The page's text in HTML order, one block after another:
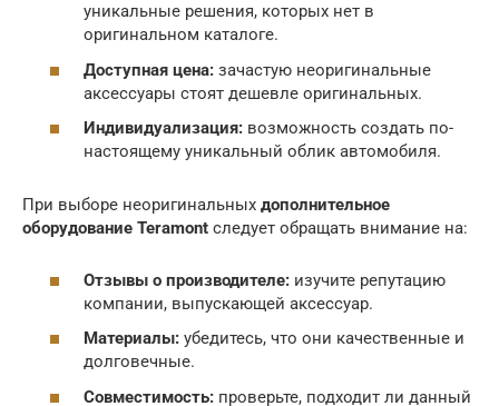
уникальные решения, которых нет в
оригинальном каталоге.
Доступная цена: зачастую неоригинальные
аксессуары стоят дешевле оригинальных.
Индивидуализация: возможность создать по-
настоящему уникальный облик автомобиля.
При выборе неоригинальных дополнительное
оборудование Teramont следует обращать внимание на:
Отзывы о производителе: изучите репутацию
компании, выпускающей аксессуар.
Материалы: убедитесь, что они качественные и
долговечные.
Совместимость: проверьте, подходит ли данный